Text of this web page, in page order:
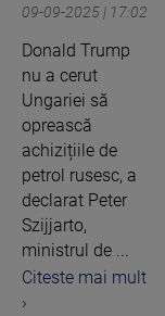
09-09-2025 | 17:02
Donald Trump
nu a cerut
Ungariei să
oprească
achizițiile de
petrol rusesc, a
declarat Peter
Szijjarto,
ministrul de ...
Citeste mai mult
›